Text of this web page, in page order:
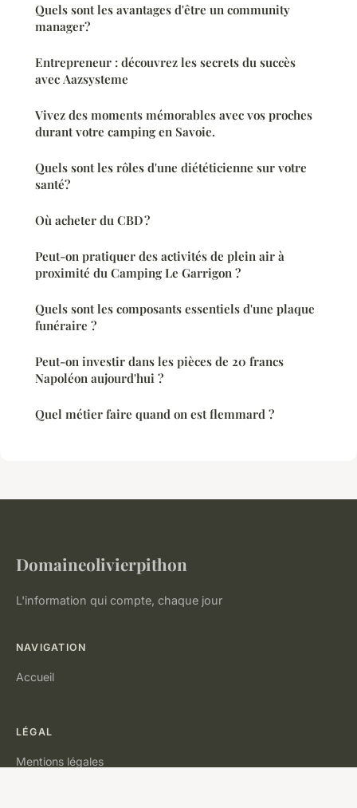
Quels sont les avantages d'être un community
manager?
Entrepreneur : découvrez les secrets du succès
avec Aazsysteme
Vivez des moments mémorables avec vos proches
durant votre camping en Savoie.
Quels sont les rôles d'une diététicienne sur votre
santé?
Où acheter du CBD ?
Peut-on pratiquer des activités de plein air à
proximité du Camping Le Garrigon ?
Quels sont les composants essentiels d'une plaque
funéraire ?
Peut-on investir dans les pièces de 20 francs
Napoléon aujourd'hui ?
Quel métier faire quand on est flemmard ?
Domaineolivierpithon
L'information qui compte, chaque jour
NAVIGATION
Accueil
LÉGAL
Mentions légales